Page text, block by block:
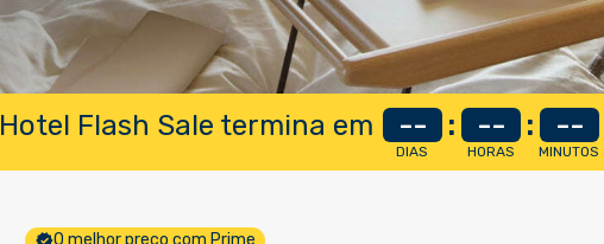
Hotel Flash Sale termina em --
DIAS
: --
HORAS
: --
MINUTOS
O melhor preço com Prime